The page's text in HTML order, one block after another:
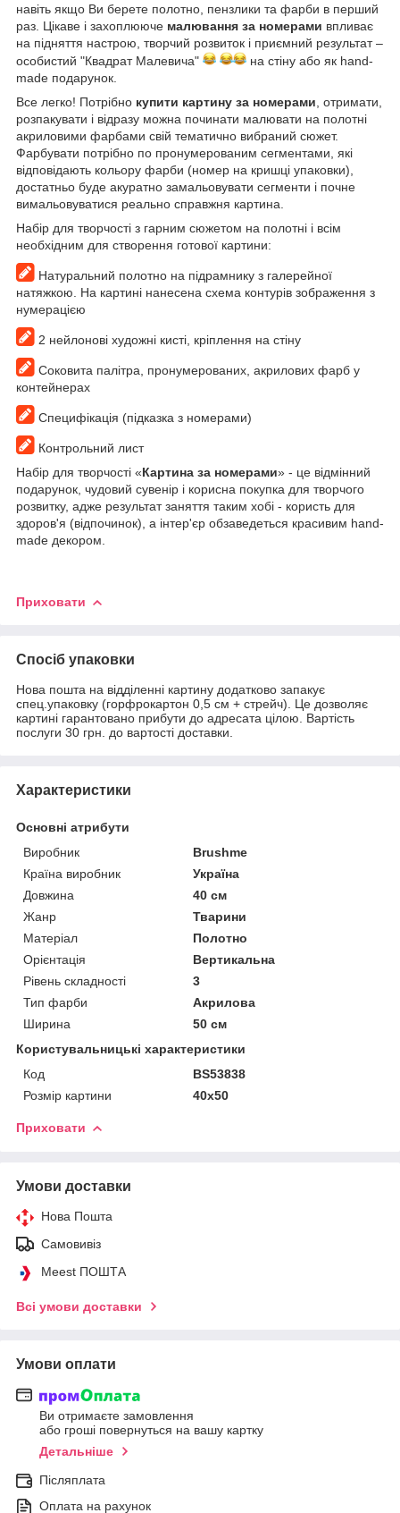
навіть якщо Ви берете полотно, пензлики та фарби в перший
раз. Цікаве і захоплююче малювання за номерами впливає
на підняття настрою, творчий розвиток і приємний результат –
особистий "Квадрат Малевича"
на стіну або як hand-
made подарунок.
Все легко! Потрібно купити картину за номерами , отримати,
розпакувати і відразу можна починати малювати на полотні
акриловими фарбами свій тематично вибраний сюжет.
Фарбувати потрібно по пронумерованим сегментами, які
відповідають кольору фарби (номер на кришці упаковки),
достатньо буде акуратно замальовувати сегменти і почне
вимальовуватися реально справжня картина.
Набір для творчості з гарним сюжетом на полотні і всім
необхідним для створення готової картини:
Натуральний полотно на підрамнику з галерейної
натяжкою. На картині нанесена схема контурів зображення з
нумерацією
2 нейлонові художні кисті, кріплення на стіну
Соковита палітра, пронумерованих, акрилових фарб у
контейнерах
Специфікація (підказка з номерами)
Контрольний лист
Набір для творчості «Картина за номерами» - це відмінний
подарунок, чудовий сувенір і корисна покупка для творчого
розвитку, адже результат заняття таким хобі - користь для
здоров'я (відпочинок), а інтер'єр обзаведеться красивим hand-
made декором.
Приховати
Спосіб упаковки
Нова пошта на відділенні картину додатково запакує
спец.упаковку (горфрокартон 0,5 см + стрейч). Це дозволяє
картині гарантовано прибути до адресата цілою. Вартість
послуги 30 грн. до вартості доставки.
Характеристики
Основні атрибути
Виробник
Brushme
Країна виробник
Україна
Довжина
40 см
Жанр
Тварини
Матеріал
Полотно
Орієнтація
Вертикальна
Рівень складності
3
Тип фарби
Акрилова
Ширина
50 см
Користувальницькі характеристики
Код
BS53838
Розмір картини
40х50
Приховати
Умови доставки
Нова Пошта
Самовивіз
Meest ПОШТА
Всі умови доставки
Умови оплати
Ви отримаєте замовлення
або гроші повернуться на вашу картку
Детальніше
Післяплата
Оплата на рахунок